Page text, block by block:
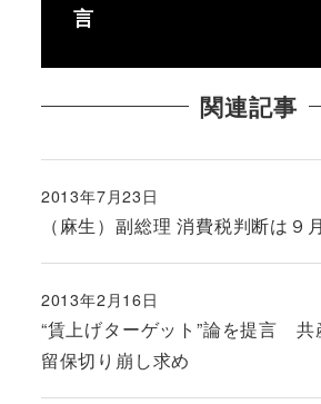
言
関連記事
（麻生）副総理 消費税判断は９
投稿日
2013年7月23日
“賃上げターゲット”論を提言 共
留保切り崩し求め
投稿日
2013年2月16日